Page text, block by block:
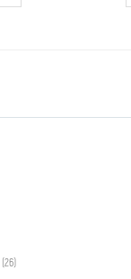
(26)